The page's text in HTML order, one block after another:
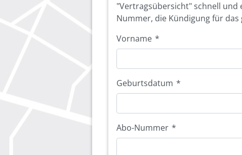
"Vertragsübersicht" schnell und
Nummer, die Kündigung für
Vorname *
Geburtsdatum *
Abo-Nummer *